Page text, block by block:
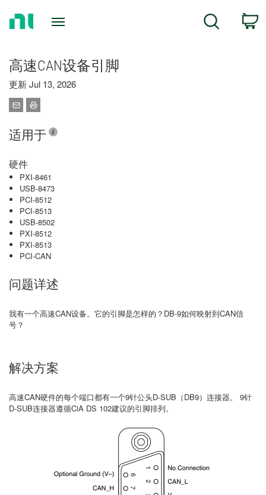
Search
高速CAN设备引脚
更新 Jul 13, 2026
适用于
硬件
PXI-8461
USB-8473
PCI-8512
PCI-8513
USB-8502
PXI-8512
PXI-8513
PCI-CAN
问题详述
我有一个高速CAN设备。它的引脚是怎样的？DB-9如何映射到CAN信
号？
解决方案
高速CAN硬件的每个端口都有一个9针公头D-SUB（DB9）连接器。 9针
D-SUB连接器遵循CiA DS 102建议的引脚排列。